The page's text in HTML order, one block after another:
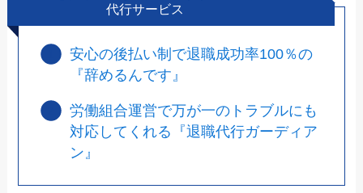
代行サービス
安心の後払い制で退職成功率100％の
『辞めるんです』
労働組合運営で万が一のトラブルにも
対応してくれる『退職代行ガーディア
ン』